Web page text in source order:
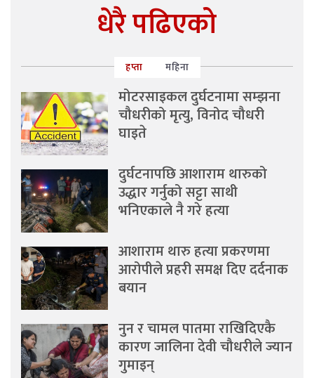
धेरै पढिएको
हप्ता महिना
मोटरसाइकल दुर्घटनामा सम्झना
चौधरीको मृत्यु, विनोद चौधरी
घाइते
दुर्घटनापछि आशाराम थारुको
उद्धार गर्नुको सट्टा साथी
भनिएकाले नै गरे हत्या
आशाराम थारु हत्या प्रकरणमा
आरोपीले प्रहरी समक्ष दिए दर्दनाक
बयान
नुन र चामल पातमा राखिदिएकै
कारण जालिना देवी चौधरीले ज्यान
गुमाइन्